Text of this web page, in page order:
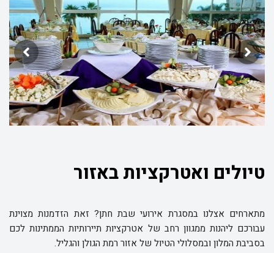
טיולים ואטרקציות באזור
מתארחים אצלנו במסגרת אירועי שבת חתן? זאת הזדמנות מצוינת
עבורכם ליהנות ממגוון רחב של אטרקציות תיירותיות הממתינות לכם
בסביבת המלון ובמסלולי הטיול של אזור רמת הגולן והגליל.